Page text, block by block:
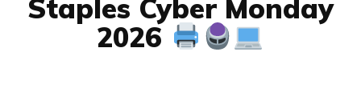
Staples Cyber Monday
2026